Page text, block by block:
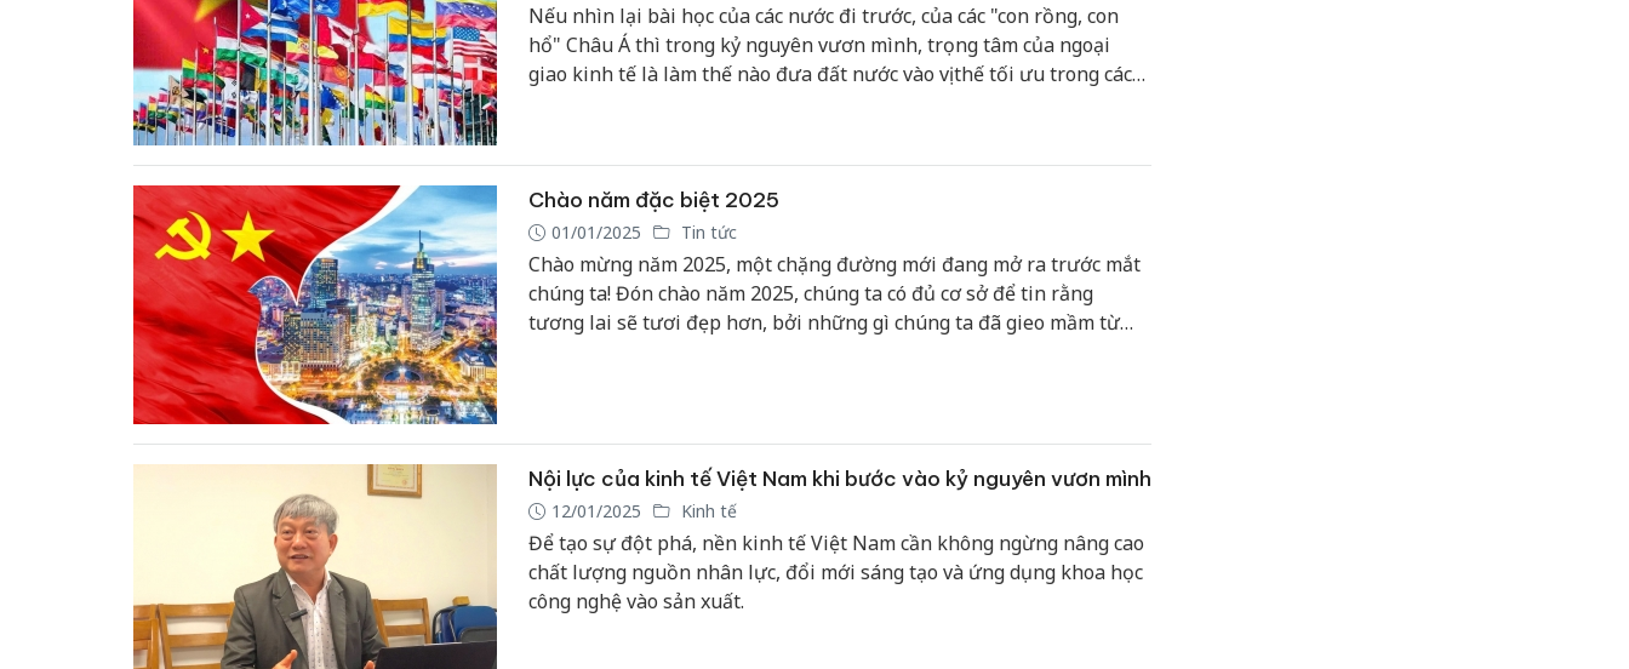
Nếu nhìn lại bài học của các nước đi trước, của các "con rồng, con
hổ" Châu Á thì trong kỷ nguyên vươn mình, trọng tâm của ngoại
giao kinh tế là làm thế nào đưa đất nước vào vị thế tối ưu trong các
chiến lược của đất nước.
Chào năm đặc biệt 2025
01/01/2025 Tin tức
Chào mừng năm 2025, một chặng đường mới đang mở ra trước mắt
chúng ta! Đón chào năm 2025, chúng ta có đủ cơ sở để tin rằng
tương lai sẽ tươi đẹp hơn, bởi những gì chúng ta đã gieo mầm từ
Nội lực của kinh tế Việt Nam khi bước vào kỷ nguyên vươn mình
12/01/2025 Kinh tế
Để tạo sự đột phá, nền kinh tế Việt Nam cần không ngừng nâng cao
chất lượng nguồn nhân lực, đổi mới sáng tạo và ứng dụng khoa học
công nghệ vào sản xuất.